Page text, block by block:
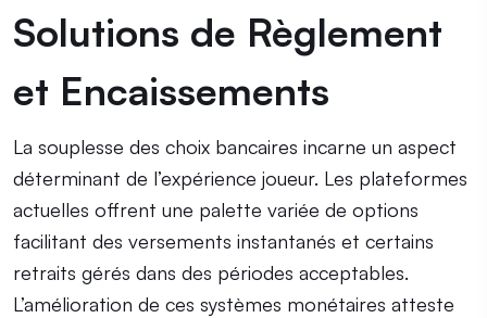
Solutions de Règlement
et Encaissements
La souplesse des choix bancaires incarne un aspect
déterminant de l’expérience joueur. Les plateformes
actuelles offrent une palette variée de options
facilitant des versements instantanés et certains
retraits gérés dans des périodes acceptables.
L’amélioration de ces systèmes monétaires atteste